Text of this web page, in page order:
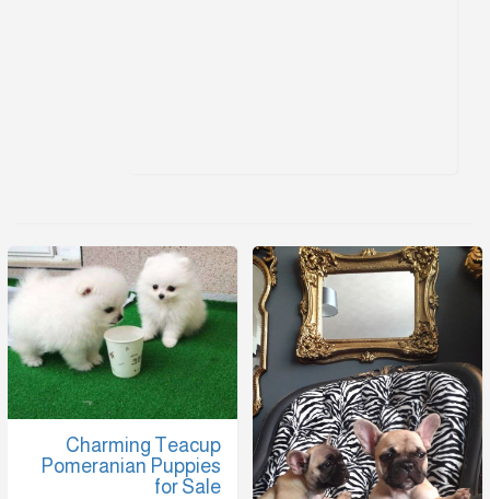
Charming Teacup
Pomeranian Puppies
for Sale